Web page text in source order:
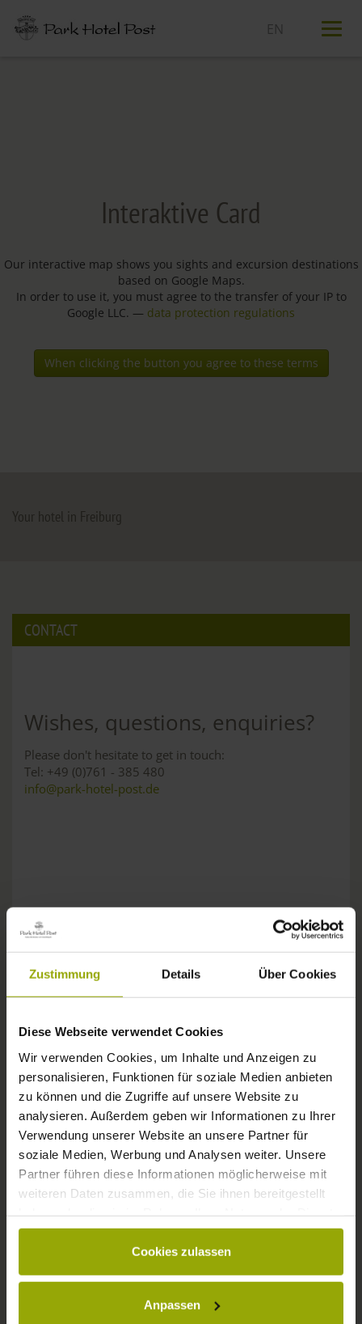
Zustimmung Details Über Cookies
Diese Webseite verwendet Cookies
Wir verwenden Cookies, um Inhalte und Anzeigen zu
personalisieren, Funktionen für soziale Medien anbieten
zu können und die Zugriffe auf unsere Website zu
analysieren. Außerdem geben wir Informationen zu Ihrer
Verwendung unserer Website an unsere Partner für
soziale Medien, Werbung und Analysen weiter. Unsere
Partner führen diese Informationen möglicherweise mit
weiteren Daten zusammen, die Sie ihnen bereitgestellt
gesammelt haben.
Cookies zulassen
Anpassen
Interaktive Card
Our interactive map shows you sights and excursion destinations
based on Google Maps.
In order to use it, you must agree to the transfer of your IP to
Google LLC. — data protection regulations
Your hotel in Freiburg
CONTACT
Wishes, questions, enquiries?
Please don't hesitate to get in touch:
Tel: +49 (0)761 - 385 480
info@park-hotel-post.de
Free use of the route network